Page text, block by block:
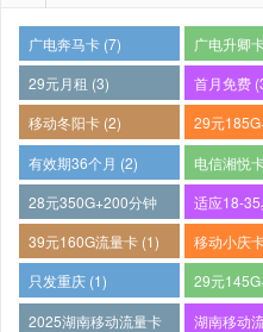
如需帮助请前往申请
温馨提示：
1：禁止用于电话销售/
等形式的用途，一旦被
停机，无法继续享受优
解《产品使用说明》。
广电奔马卡 (7) 广电升卿
29元月租 (3)
首月免费
移动冬阳卡 (2)
29元
(2)
有效期36个月 (2)
电信湘悦
28元350G+200分钟
(1)
适应18-
39元160G流量卡 (1)
移动小庆
只发重庆 (1)
29元
(1)
2025湖南移动流量卡
湖南移动